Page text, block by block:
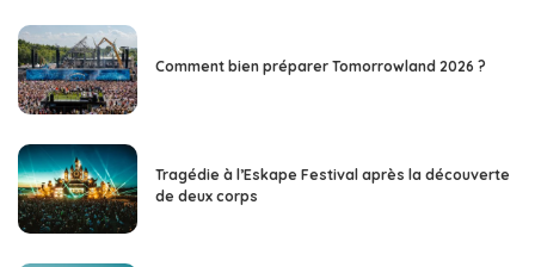
Comment bien préparer Tomorrowland 2026 ?
Tragédie à l’Eskape Festival après la découverte
de deux corps